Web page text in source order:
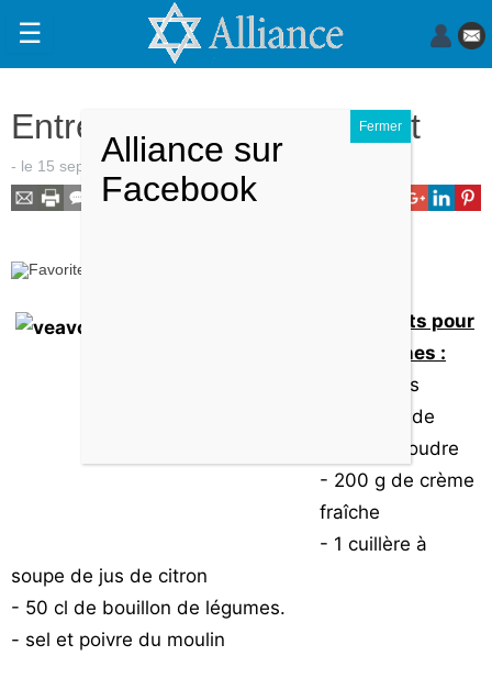
☰
Judaïsme
Magazine
Culture
Les
bonnes
adresses
Entrée : Velouté à l'avocat
- le 15 septembre 2009 - parClaudine Douillet
Ingrédients pour
4 personnes :
- 2 avocats
- 1 pincée de
curry en poudre
- 200 g de crème
fraîche
- 1 cuillère à
soupe de jus de citron
- 50 cl de bouillon de légumes.
- sel et poivre du moulin